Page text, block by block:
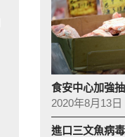
食安中心加強
2020年8月13日
進口三文魚病